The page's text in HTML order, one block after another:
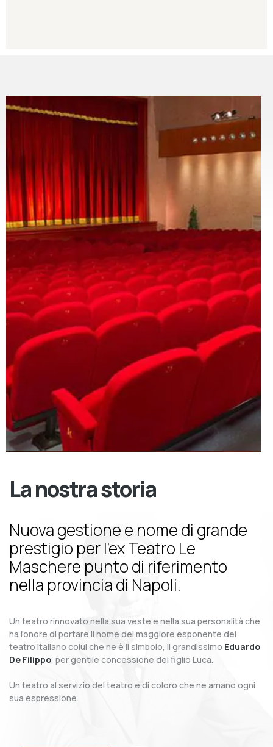
La nostra storia
Nuova gestione e nome di grande
prestigio per l’ex Teatro Le
Maschere punto di riferimento
nella provincia di Napoli.
Un teatro rinnovato nella sua veste e nella sua personalità che
ha l’onore di portare il nome del maggiore esponente del
teatro italiano colui che ne è il simbolo, il grandissimo Eduardo
De Filippo, per gentile concessione del figlio Luca.
Un teatro al servizio del teatro e di coloro che ne amano ogni
sua espressione.